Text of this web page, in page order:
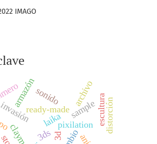
IMAGO
invasiónready-made
pixilation
laika
armazón
3d
3ds
distorción
sample
sonido archivo escultura